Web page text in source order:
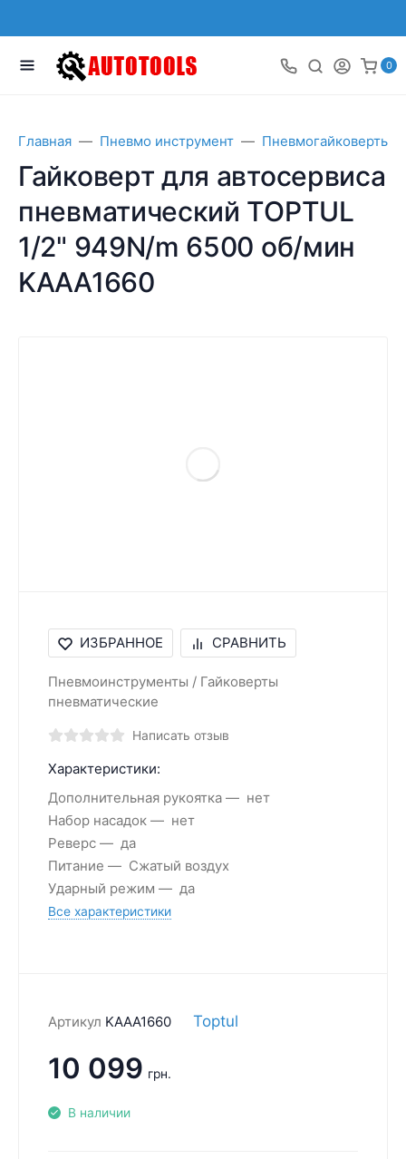
0
Главная Пневмо инструмент Пневмогайковерты
Гайковерт для автосервиса
пневматический TOPTUL
1/2" 949N/m 6500 об/мин
KAAA1660
ИЗБРАННОЕ СРАВНИТЬ
Пневмоинструменты / Гайковерты
пневматические
Написать отзыв
Характеристики:
Дополнительная рукоятка
нет
Набор насадок
нет
Реверс
да
Питание
Сжатый воздух
Ударный режим
да
Все характеристики
Артикул KAAA1660 Toptul
10 099 грн.
В наличии